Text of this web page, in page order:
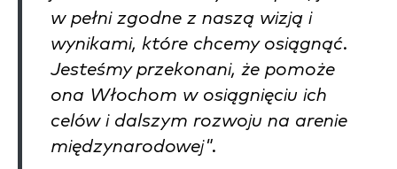
w pełni zgodne z naszą wizją i
wynikami, które chcemy osiągnąć.
Jesteśmy przekonani, że pomoże
ona Włochom w osiągnięciu ich
celów i dalszym rozwoju na arenie
międzynarodowej".